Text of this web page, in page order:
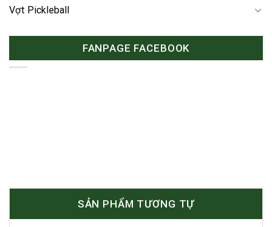
Vợt Pickleball
FANPAGE FACEBOOK
SẢN PHẨM TƯƠNG TỰ